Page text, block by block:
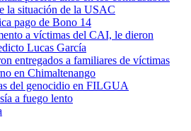
la situación de la USAC
pago de Bono 14
a víctimas del CAI, le dieron
Lucas García
entregados a familiares de víctimas
en Chimaltenango
del genocidio en FILGUA
a fuego lento